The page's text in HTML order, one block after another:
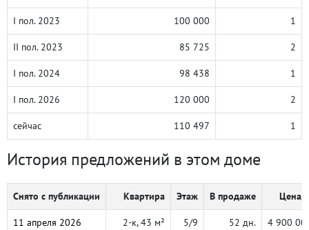
I пол. 2023 100 000 1
II пол. 2023 85 725 2
I пол. 2024 98 438 1
I пол. 2026 120 000 2
сейчас 110 497 1
История предложений в этом доме
Снято с публикации Квартира Этаж В продаже Цена,
11 апреля 2026 2-к, 43 м² 5/9 52 дн. 4 900